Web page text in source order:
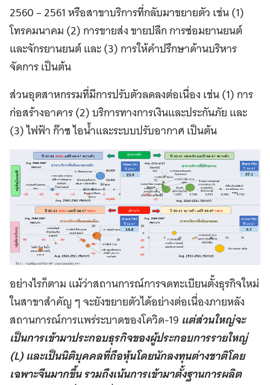
2560 – 2561หรือสาขาบริการที่กลับมาขยายตัวเช่น(1)
โทรคมนาคม(2)การขายส่งขายปลีกการซ่อมยานยนต์
และจักรยานยนต์และ(3)การให้คำปรึกษาด้านบริหาร
จัดการเป็นต้น
ส่วนอุตสาหกรรมที่มีการปรับตัวลดลงต่อเนื่องเช่น(1)การ
ก่อสร้างอาคาร(2)บริการทางการเงินและประกันภัยและ
(3)ไฟฟ้าก๊าซไอน้ำและระบบปรับอากาศเป็นต้น
อย่างไรก็ตามแม้ว่าสถานการณ์การจดทะเบียนตั้งธุรกิจใหม่
ในสาขาสำคัญๆจะยังขยายตัวได้อย่างต่อเนื่องภายหลัง
สถานการณ์การแพร่ระบาดของโควิด-19แต่ส่วนใหญ่จะ
เป็นการเข้ามาประกอบธุรกิจของผู้ประกอบการรายใหญ่
(L)และเป็นนิติบุคคลที่ถือหุ้นโดยนักลงทุนต่างชาติโดย
เฉพาะจีนมากขึ้นรวมถึงเน้นการเข้ามาตั้งฐานการผลิต